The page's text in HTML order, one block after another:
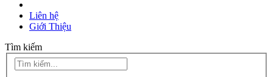
Liên hệ
Giới Thiệu
Tìm kiếm